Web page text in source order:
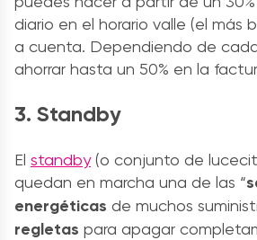
diario en el horario valle (el más
a cuenta. Dependiendo de
ahorrar hasta un 50% en la
3. Standby
El standby(o conjunto de
quedan en marcha una de las “
energéticas de muchos
regletas para apagar